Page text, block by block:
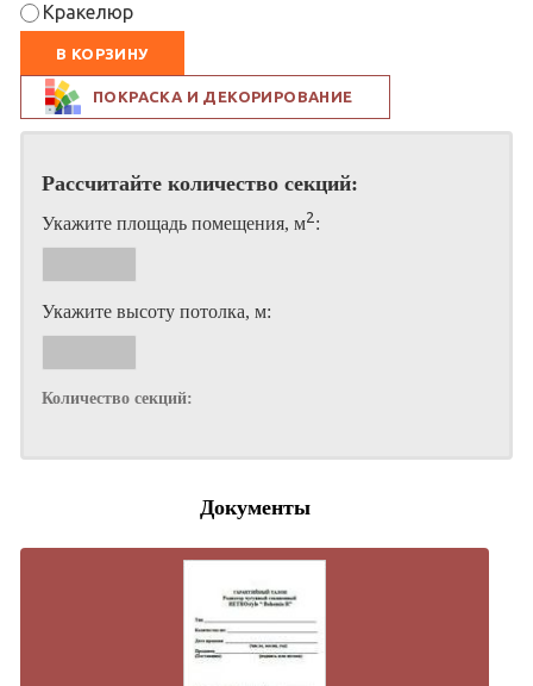
Кракелюр
В КОРЗИНУ
ПОКРАСКА И ДЕКОРИРОВАНИЕ
Рассчитайте количество секций:
Укажите площадь помещения, м2 :
Укажите высоту потолка, м:
Количество секций:
Документы